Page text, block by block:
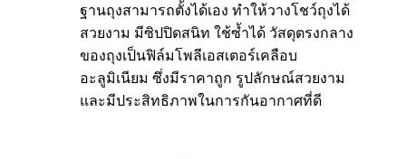
ฐานถุงสามารถตั้งได้เอง ทำให้วางโชว์ถุงได้
สวยงาม มีซิปปิดสนิท ใช้ซ้ำได้ วัสดุตรงกลาง
ของถุงเป็นฟิล์มโพลีเอสเตอร์เคลือบ
อะลูมิเนียม ซึ่งมีราคาถูก รูปลักษณ์สวยงาม
และมีประสิทธิภาพในการกันอากาศที่ดี